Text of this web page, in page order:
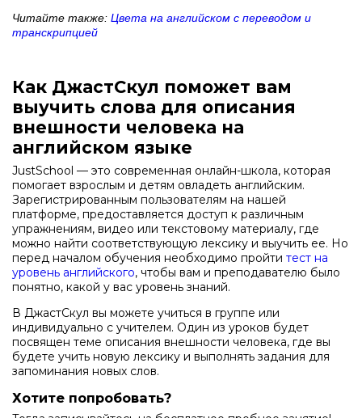
Читайте также: Цвета на английском с переводом и
транскрипцией
Как ДжастСкул поможет вам
выучить слова для описания
внешности человека на
английском языке
JustSchool — это современная онлайн-школа, которая
помогает взрослым и детям овладеть английским.
Зарегистрированным пользователям на нашей
платформе, предоставляется доступ к различным
упражнениям, видео или текстовому материалу, где
можно найти соответствующую лексику и выучить ее. Но
перед началом обучения необходимо пройти тест на
уровень английского, чтобы вам и преподавателю было
понятно, какой у вас уровень знаний.
В ДжастСкул вы можете учиться в группе или
индивидуально с учителем. Один из уроков будет
посвящен теме описания внешности человека, где вы
будете учить новую лексику и выполнять задания для
запоминания новых слов.
Хотите попробовать?